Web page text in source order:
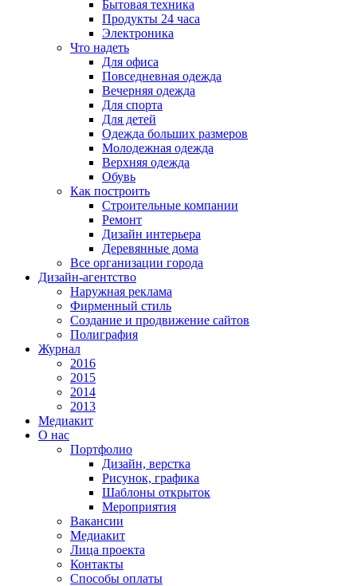
Бытовая техника
Продукты 24 часа
Электроника
Что надеть
Для офиса
Повседневная одежда
Вечерняя одежда
Для спорта
Для детей
Одежда больших размеров
Молодежная одежда
Верхняя одежда
Обувь
Как построить
Строительные компании
Ремонт
Дизайн интерьера
Деревянные дома
Все организации города
Дизайн-агентство
Наружная реклама
Фирменный стиль
Создание и продвижение сайтов
Полиграфия
Журнал
2016
2015
2014
2013
Медиакит
О нас
Портфолио
Дизайн, верстка
Рисунок, графика
Шаблоны открыток
Мероприятия
Вакансии
Медиакит
Лица проекта
Контакты
Способы оплаты